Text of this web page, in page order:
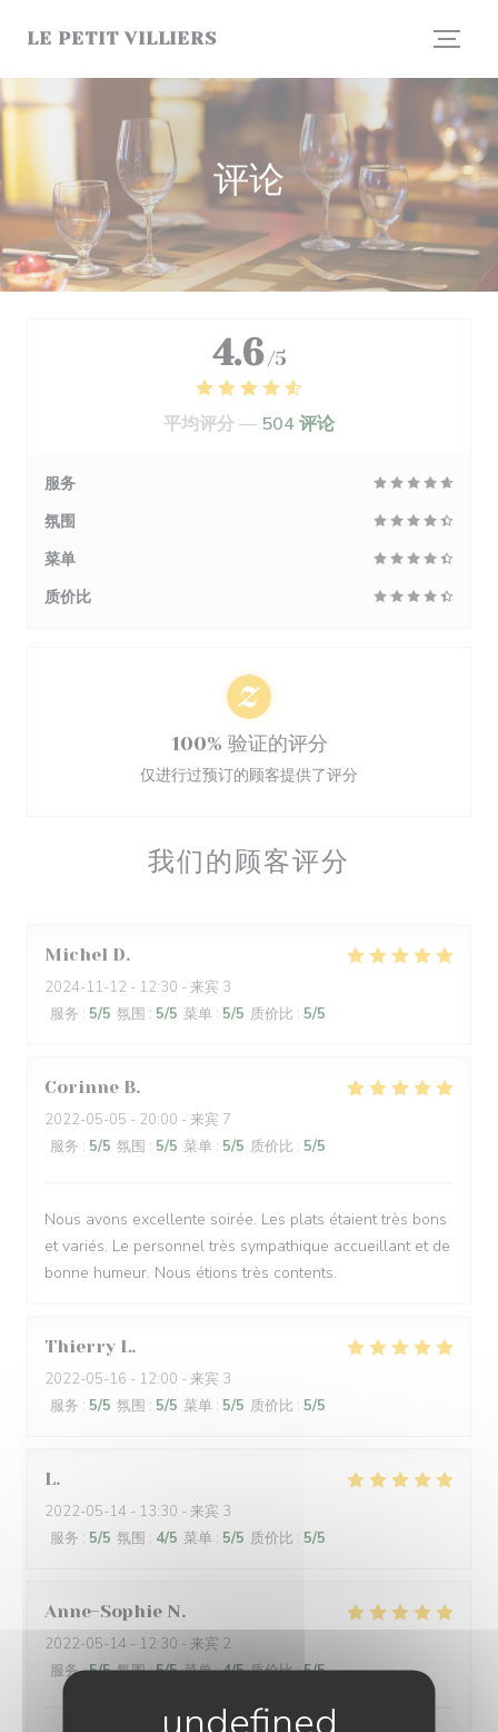
LE PETIT VILLIERS
评论
我们的顾客评分
Michel D
2024-11-12 - 12:30 - 来宾 3
服务 : 5/5 氛围 : 5/5 菜单 : 5/5 质价比 : 5/5
Corinne B
2022-05-05 - 20:00 - 来宾 7
服务 : 5/5 氛围 : 5/5 菜单 : 5/5 质价比 : 5/5
Nous avons excellente soirée. Les plats étaient très bons
et variés. Le personnel très sympathique accueillant et de
bonne humeur. Nous étions très contents.
Thierry L
2022-05-16 - 12:00 - 来宾 3
服务 : 5/5 氛围 : 5/5 菜单 : 5/5 质价比 : 5/5
L
2022-05-14 - 13:30 - 来宾 3
服务 : 5/5 氛围 : 4/5 菜单 : 5/5 质价比 : 5/5
Anne-Sophie N
2022-05-14 - 12:30 - 来宾 2
服务:5/5 氛围:5/5 菜单:4/5 质价比:5/5
4.6 /5
平均评分 — 504 评论
服务
氛围
菜单
质价比
100% 验证的评分
仅进行过预订的顾客提供了评分